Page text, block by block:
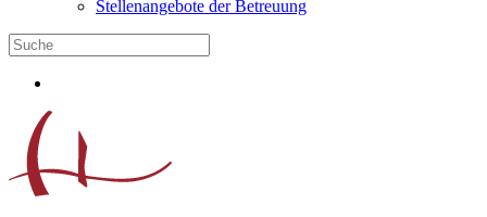
Stellenangebote der Betreuung